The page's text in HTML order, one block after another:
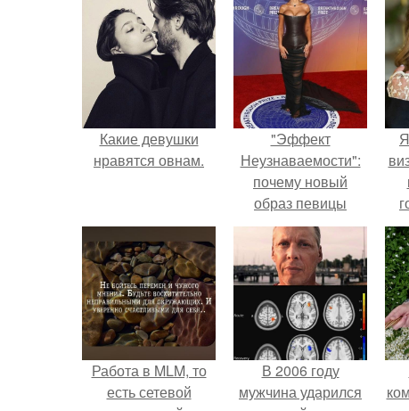
Какие девушки
нравятся овнам.
"Эффект
Неузнаваемости":
почему новый
образ певицы
вызвал споры о
гранях
возможного?
Работа в MLM, то
есть сетевой
В 2006 году
мужчина ударился